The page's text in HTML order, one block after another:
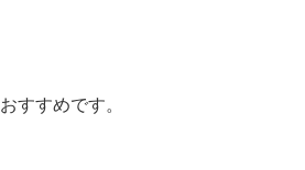
すすめです。